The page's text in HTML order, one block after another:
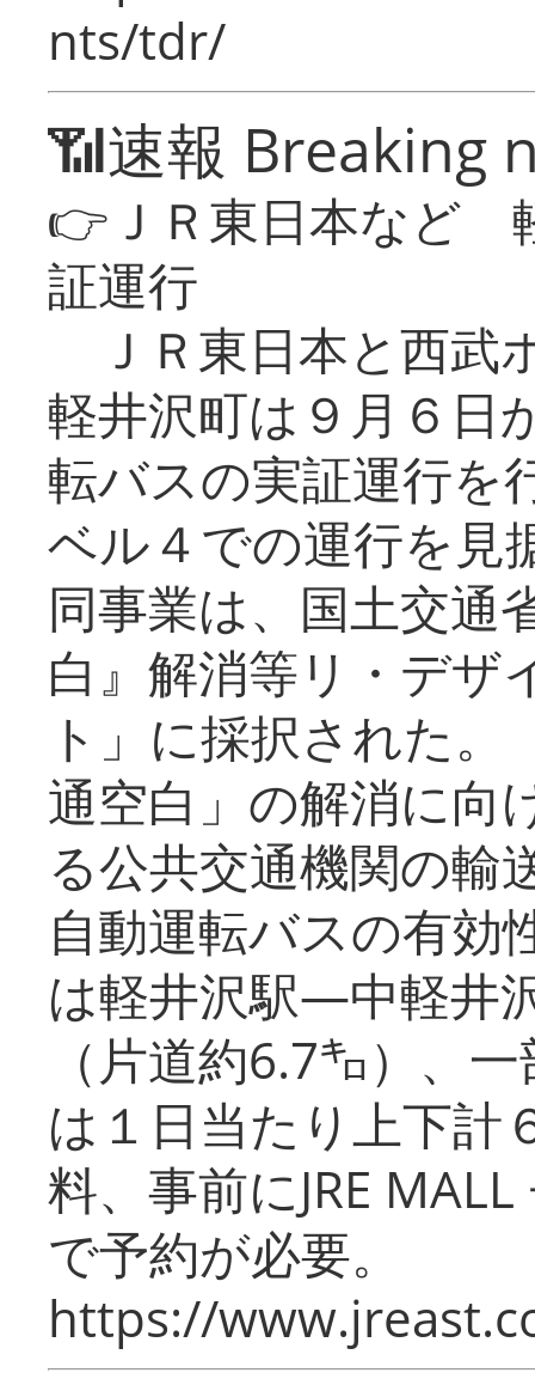
nts/tdr/
📶速報 Breaking
👉ＪＲ東日本など
証運行
ＪＲ東日本と西武
軽井沢町は９月６日
転バスの実証運行を
ベル４での運行を見
同事業は、国土交通
白』解消等リ・デザ
ト」に採択された
通空白」の解消に向
る公共交通機関の輸
自動運転バスの有効
は軽井沢駅―中軽井
（片道約6.7㌔）、
は１日当たり上下計
料、事前にJRE
で予約が必要。
https://